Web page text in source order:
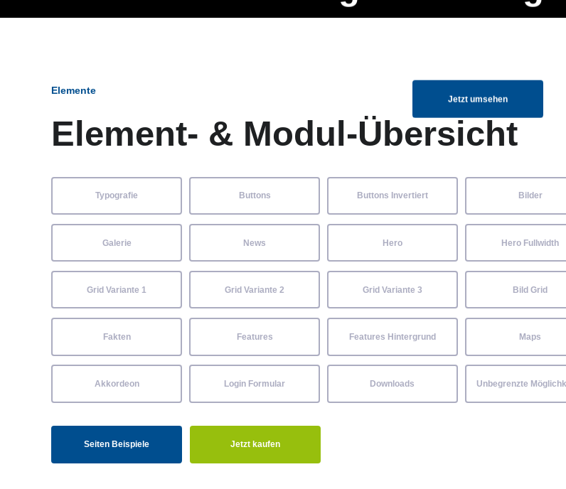
Jetzt umsehen
Elemente
Element- & Modul-Übersicht
Typografie Buttons Buttons Invertiert Bilder
Galerie News Hero Hero Fullwidth
Grid Variante 1 Grid Variante 2 Grid Variante 3 Bild Grid
Fakten Features Features Hintergrund Maps
Akkordeon Login Formular Downloads
Seiten Beispiele Jetzt kaufen